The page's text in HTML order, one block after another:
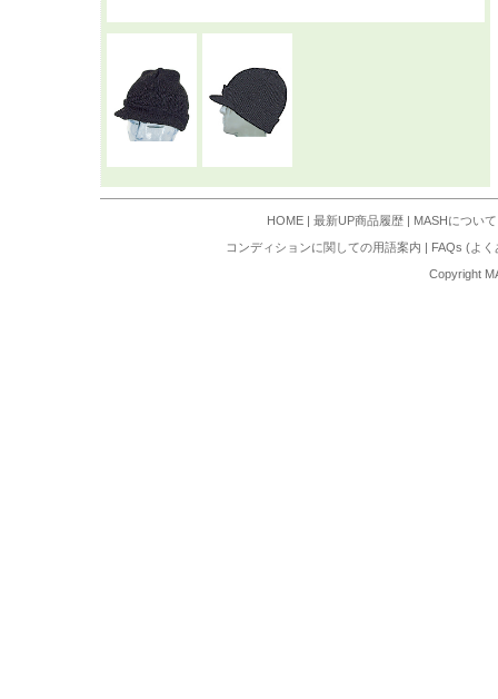
HOME | 最新UP商品履歴 | MASHについて
コンディションに関しての用語案内 | FAQs (よ
Copyright